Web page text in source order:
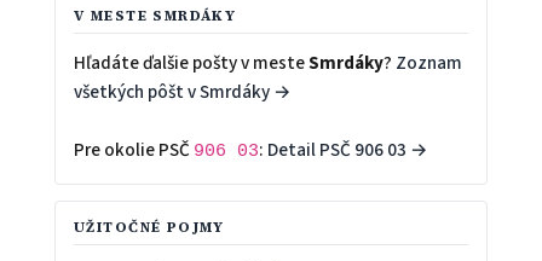
V MESTE SMRDÁKY
Hľadáte ďalšie pošty v mesteSmrdáky? Zoznam
všetkých pôšt v Smrdáky →
Pre okolie PSČ 906 03: Detail PSČ 906 03 →
UŽITOČNÉ POJMY